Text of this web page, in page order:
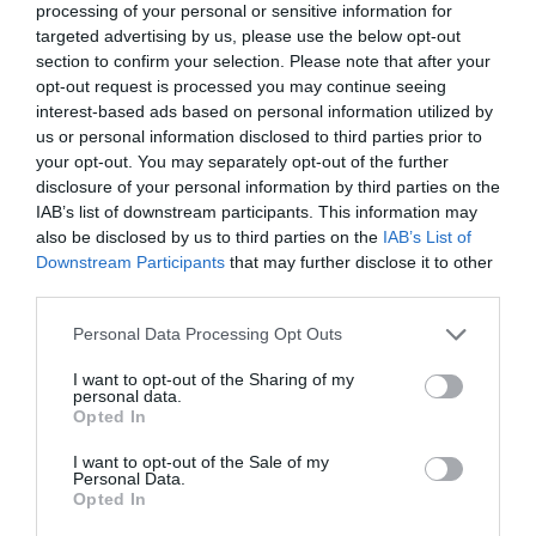
processing of your personal or sensitive information for
targeted advertising by us, please use the below opt-out
section to confirm your selection. Please note that after your
opt-out request is processed you may continue seeing
interest-based ads based on personal information utilized by
us or personal information disclosed to third parties prior to
your opt-out. You may separately opt-out of the further
disclosure of your personal information by third parties on the
IAB’s list of downstream participants. This information may
also be disclosed by us to third parties on the IAB’s List of
Downstream Participants that may further disclose it to other
Personal Data Processing Opt Outs
I want to opt-out of the Sharing of my
personal data.
Opted In
I want to opt-out of the Sale of my
Personal Data.
Opted In
embargo, estos enfoques pueden dejar sin tratar el
desequilibrio inmunológico subyacente. C on
Toleroxyl™, Vytrus propone una nueva lógica
cosmética: entrenar la piel, no solo silenciarla.
Presentamos el Tolerógeno: una nueva categoría
cosmética
El nuevo activo abre esta nueva categoría (el
Tolerógeno) con el objetivo de entrenar el sistema
inmunitario de la piel para que desarrolle tolerancia.
exagerada ante estímulos inofensivos.
Toleroxyl™ se ha desarrollado para afrontar este reto
biológico mediante un mecanismo de alta precisión
basado en el GM-CSF, una proteína humana implicada
en la diferenciación, la supervivencia y
programación funcional de las células de